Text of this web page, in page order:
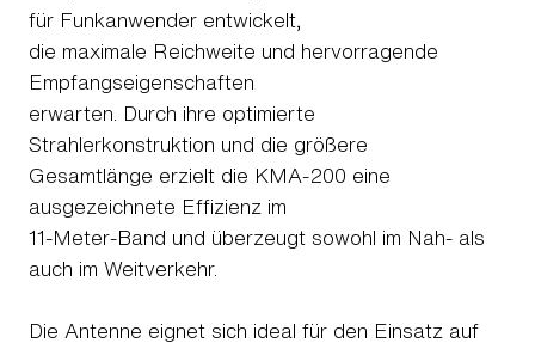
für Funkanwender entwickelt,
die maximale Reichweite und hervorragende
Empfangseigenschaften
erwarten. Durch ihre optimierte
Strahlerkonstruktion und die größere
Gesamtlänge erzielt die KMA-200 eine
ausgezeichnete Effizienz im
11-Meter-Band und überzeugt sowohl im Nah- als
auch im Weitverkehr.
Die Antenne eignet sich ideal für den Einsatz auf